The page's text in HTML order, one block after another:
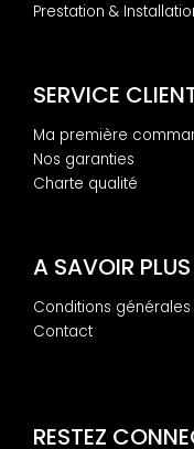
Prestation &
SERVICE
Ma première
Nos garanties
Charte qualité
A SAVOIR PLUS
Conditions
Contact